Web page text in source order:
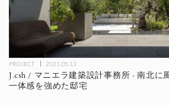
PROJECT 2021.05.13
J.csh / マニエラ建築設計事務所 - 南北に
一体感を強めた邸宅